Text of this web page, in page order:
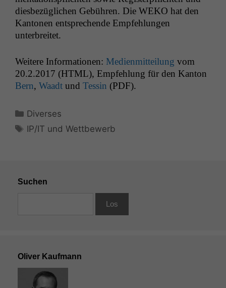
dies­bezüglichen Gebühren. Die WEKO hat den
Kan­to­nen entsprechende Empfehlun­gen
unterbreitet.
Weit­ere Infor­ma­tio­nen: Medi­en­mit­teilung vom
20.2.2017 (HTML), Empfehlung für den Kan­ton
Bern, Waadt und Tessin (PDF).
Kategorien
Diverses
Schlagwörter
IP/IT und Wettbewerb
Suchen
Oliver Kaufmann